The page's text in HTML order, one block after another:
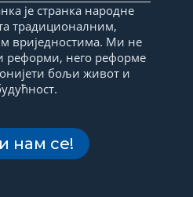
је странка народне
традиционалним,
вриједностима. Ми не
реформи, него реформе
бољи живот и
нам се!